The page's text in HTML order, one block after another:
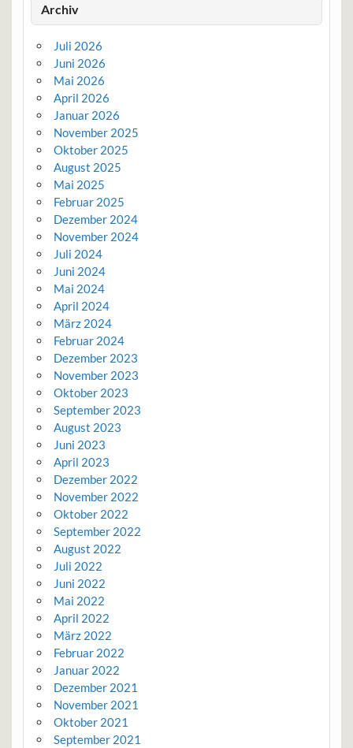
Archiv
Juli 2026
Juni 2026
Mai 2026
April 2026
Januar 2026
November 2025
Oktober 2025
August 2025
Mai 2025
Februar 2025
Dezember 2024
November 2024
Juli 2024
Juni 2024
Mai 2024
April 2024
März 2024
Februar 2024
Dezember 2023
November 2023
Oktober 2023
September 2023
August 2023
Juni 2023
April 2023
Dezember 2022
November 2022
Oktober 2022
September 2022
August 2022
Juli 2022
Juni 2022
Mai 2022
April 2022
März 2022
Februar 2022
Januar 2022
Dezember 2021
November 2021
Oktober 2021
September 2021